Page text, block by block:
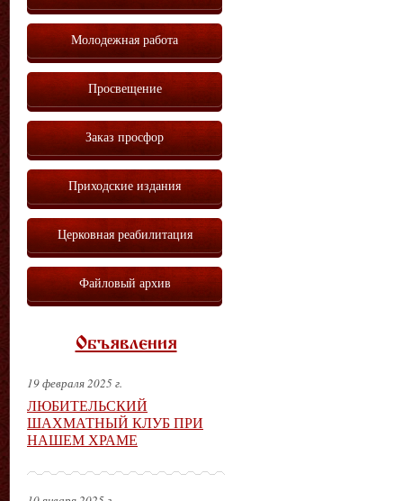
Молодежная работа
Просвещение
Заказ просфор
Приходские издания
Церковная реабилитация
Файловый архив
Объявления
19 февраля 2025 г.
ЛЮБИТЕЛЬСКИЙ
ШАХМАТНЫЙ КЛУБ ПРИ
НАШЕМ ХРАМЕ